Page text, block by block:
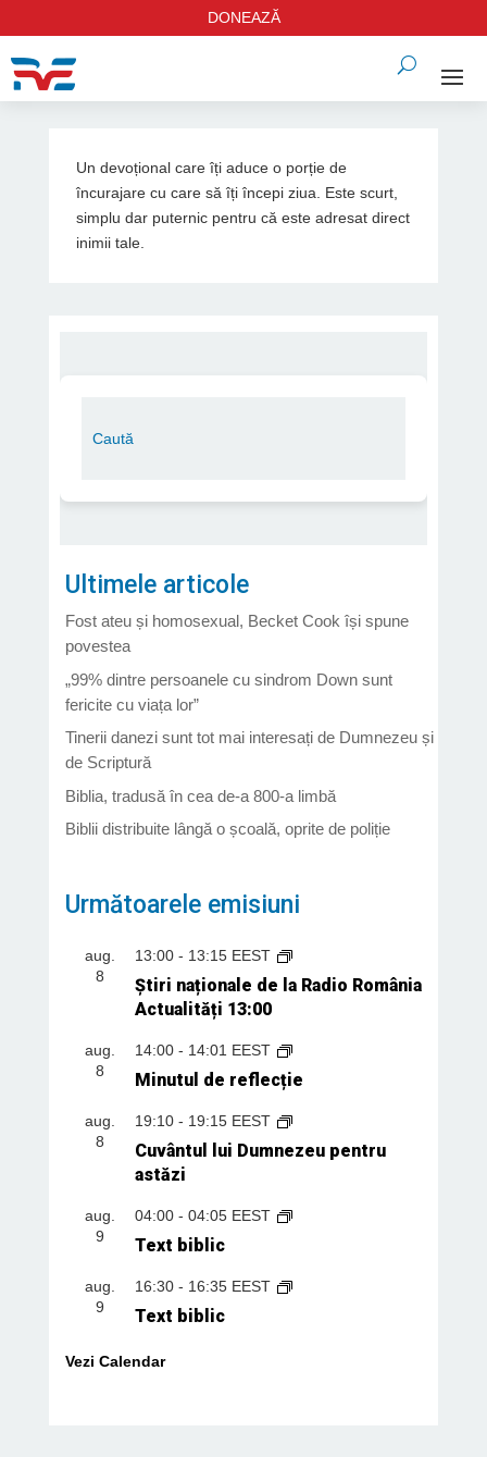
DONEAZĂ
Un devoțional care îți aduce o porție de
încurajare cu care să îți începi ziua. Este scurt,
simplu dar puternic pentru că este adresat direct
inimii tale.
Ultimele articole
Fost ateu și homosexual, Becket Cook își spune
povestea
„99% dintre persoanele cu sindrom Down sunt
fericite cu viața lor”
Tinerii danezi sunt tot mai interesați de Dumnezeu și
de Scriptură
Biblia, tradusă în cea de-a 800-a limbă
Biblii distribuite lângă o școală, oprite de poliție
Următoarele emisiuni
aug.
8
13:00- 13:15 EEST
Știri naționale de la Radio România
Actualități 13:00
aug.
8
14:00- 14:01 EEST
Minutul de reflecție
aug.
8
19:10- 19:15 EEST
Cuvântul lui Dumnezeu pentru
astăzi
aug.
9
04:00- 04:05 EEST
Text biblic
aug.
9
16:30- 16:35 EEST
Text biblic
Vezi Calendar